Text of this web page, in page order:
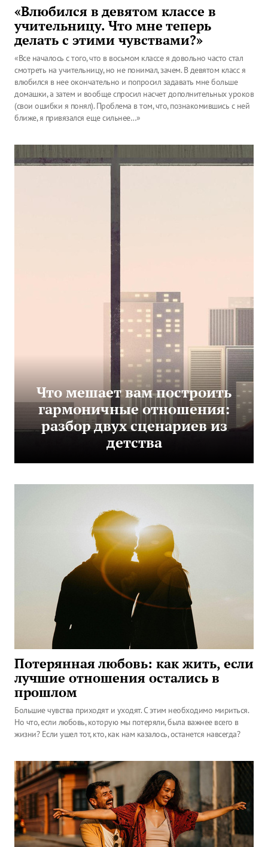
«Влюбился в девятом классе в
учительницу. Что мне теперь
делать с этими чувствами?»
«Все началось с того, что в восьмом классе я довольно часто стал
смотреть на учительницу, но не понимал, зачем. В девятом класс я
влюбился в нее окончательно и попросил задавать мне больше
домашки, а затем и вообще спросил насчет дополнительных уроков
(свои ошибки я понял). Проблема в том, что, познакомившись с ней
ближе, я привязался еще сильнее…»
Что мешает вам построить
гармоничные отношения:
разбор двух сценариев из
детства
Потерянная любовь: как жить, если
лучшие отношения остались в
прошлом
Большие чувства приходят и уходят. С этим необходимо мириться.
Но что, если любовь, которую мы потеряли, была важнее всего в
жизни? Если ушел тот, кто, как нам казалось, останется навсегда?